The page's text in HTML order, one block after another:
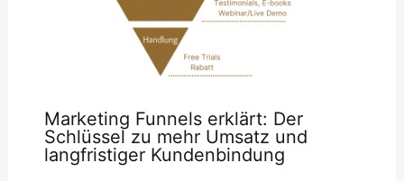
Marketing Funnels erklärt: Der
Schlüssel zu mehr Umsatz und
langfristiger Kundenbindung